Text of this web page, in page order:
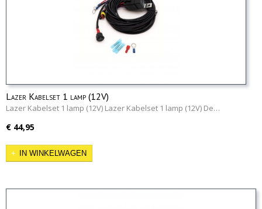
Lazer Kabelset 1 lamp (12V)
Lazer Kabelset 1 lamp (12V) Lazer Kabelset 1 lamp (12V) De…
€ 44,95
IN WINKELWAGEN